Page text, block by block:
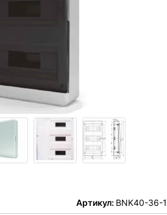
Артикул: BNK40-36-1